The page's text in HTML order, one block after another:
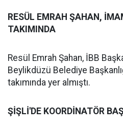
RESÜL EMRAH ŞAHAN,
TAKIMINDA
Resül Emrah Şahan, İBB
Beylikdüzü Belediye
takımında yer almıştı.
ŞİŞLİ'DE KOORDİNATÖR